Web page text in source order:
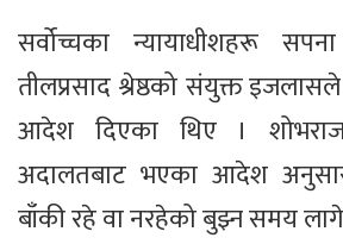
सर्वोच्चका न्यायाधीशहरू
तीलप्रसाद श्रेष्ठको संयुक्त
आदेश दिएका थिए ।
अदालतबाट भएका आदेश
बाँकी रहे वा नरहेको बुझ्न समय